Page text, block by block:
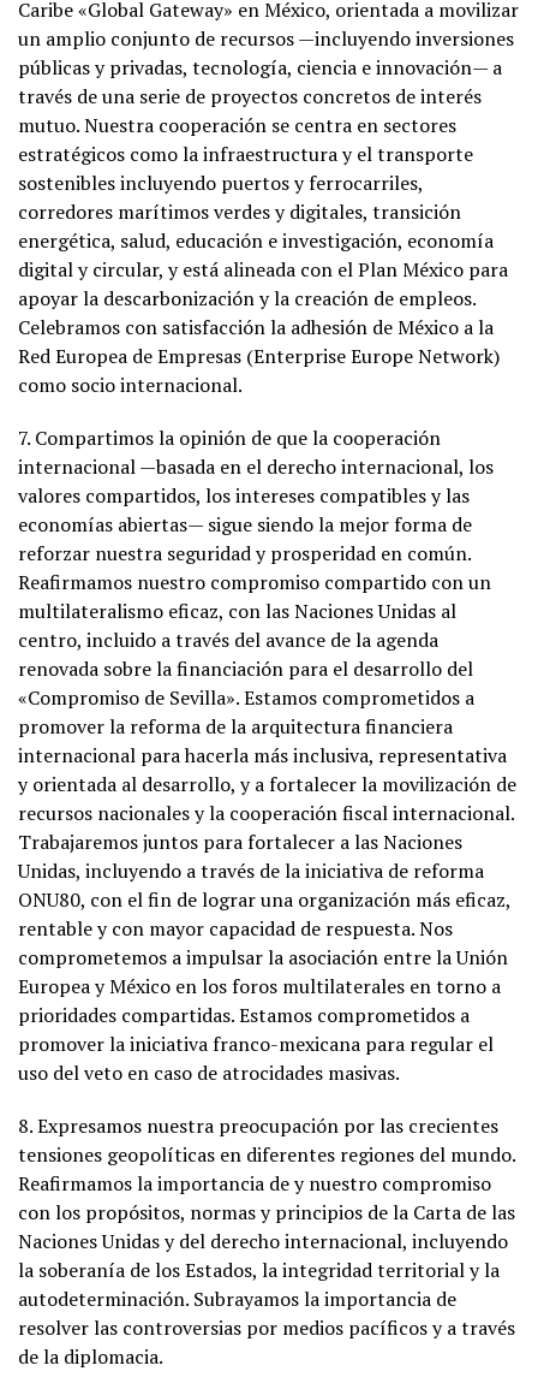
Caribe «Global Gateway» en México, orientada a movilizar
un amplio conjunto de recursos —incluyendo inversiones
públicas y privadas, tecnología, ciencia e innovación— a
través de una serie de proyectos concretos de interés
mutuo. Nuestra cooperación se centra en sectores
estratégicos como la infraestructura y el transporte
sostenibles incluyendo puertos y ferrocarriles,
corredores marítimos verdes y digitales, transición
energética, salud, educación e investigación, economía
digital y circular, y está alineada con el Plan México para
apoyar la descarbonización y la creación de empleos.
Celebramos con satisfacción la adhesión de México a la
Red Europea de Empresas (Enterprise Europe Network)
como socio internacional.
7. Compartimos la opinión de que la cooperación
internacional —basada en el derecho internacional, los
valores compartidos, los intereses compatibles y las
economías abiertas— sigue siendo la mejor forma de
reforzar nuestra seguridad y prosperidad en común.
Reafirmamos nuestro compromiso compartido con un
multilateralismo eficaz, con las Naciones Unidas al
centro, incluido a través del avance de la agenda
renovada sobre la financiación para el desarrollo del
«Compromiso de Sevilla». Estamos comprometidos a
promover la reforma de la arquitectura financiera
internacional para hacerla más inclusiva, representativa
y orientada al desarrollo, y a fortalecer la movilización de
recursos nacionales y la cooperación fiscal internacional.
Trabajaremos juntos para fortalecer a las Naciones
Unidas, incluyendo a través de la iniciativa de reforma
ONU80, con el fin de lograr una organización más eficaz,
rentable y con mayor capacidad de respuesta. Nos
comprometemos a impulsar la asociación entre la Unión
Europea y México en los foros multilaterales en torno a
prioridades compartidas. Estamos comprometidos a
promover la iniciativa franco-mexicana para regular el
uso del veto en caso de atrocidades masivas.
8. Expresamos nuestra preocupación por las crecientes
tensiones geopolíticas en diferentes regiones del mundo.
Reafirmamos la importancia de y nuestro compromiso
con los propósitos, normas y principios de la Carta de las
Naciones Unidas y del derecho internacional, incluyendo
la soberanía de los Estados, la integridad territorial y la
autodeterminación. Subrayamos la importancia de
resolver las controversias por medios pacíficos y a través
de la diplomacia.